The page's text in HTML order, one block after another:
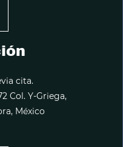
cita.
Col. Y-Griega,
México